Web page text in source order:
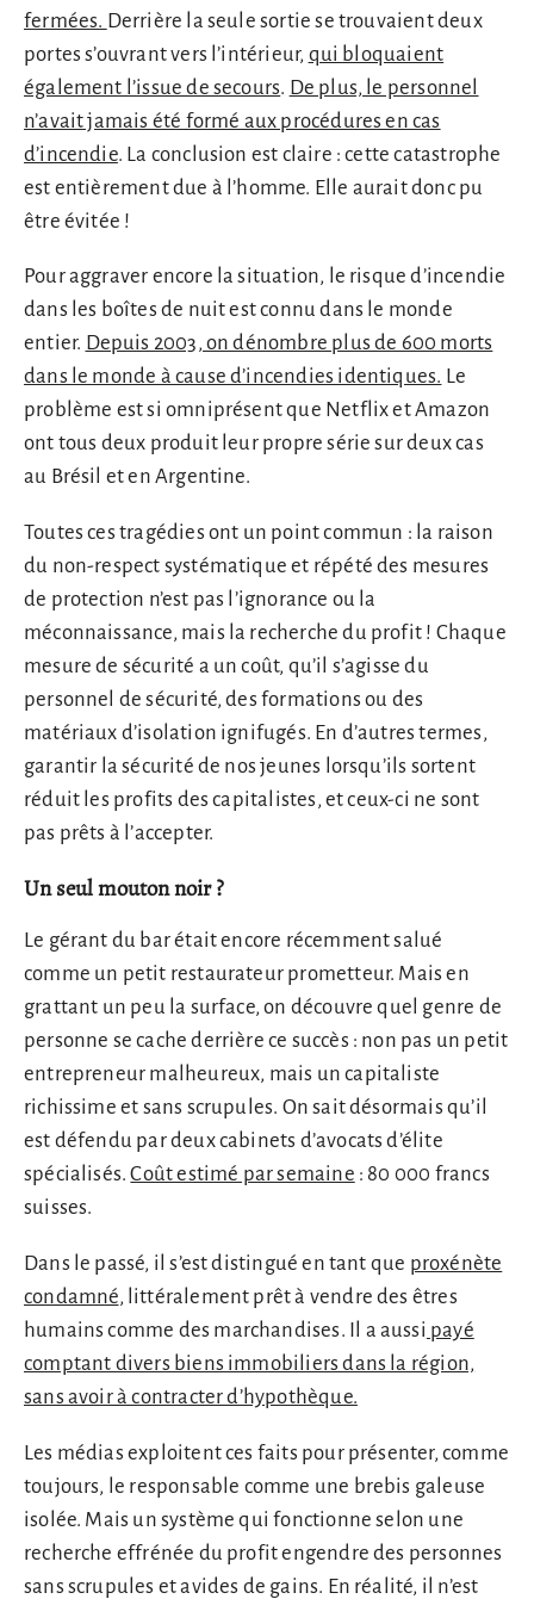
fermées. Derrière la seule sortie se trouvaient deux
portes s’ouvrant vers l’intérieur, qui bloquaient
également l’issue de secours. De plus, le personnel
n’avait jamais été formé aux procédures en cas
d’incendie. La conclusion est claire : cette catastrophe
est entièrement due à l’homme. Elle aurait donc pu
être évitée !
Pour aggraver encore la situation, le risque d’incendie
dans les boîtes de nuit est connu dans le monde
entier. Depuis 2003, on dénombre plus de 600 morts
dans le monde à cause d’incendies identiques. Le
problème est si omniprésent que Netflix et Amazon
ont tous deux produit leur propre série sur deux cas
au Brésil et en Argentine.
Toutes ces tragédies ont un point commun : la raison
du non-respect systématique et répété des mesures
de protection n’est pas l’ignorance ou la
méconnaissance, mais la recherche du profit ! Chaque
mesure de sécurité a un coût, qu’il s’agisse du
personnel de sécurité, des formations ou des
matériaux d’isolation ignifugés. En d’autres termes,
garantir la sécurité de nos jeunes lorsqu’ils sortent
réduit les profits des capitalistes, et ceux-ci ne sont
pas prêts à l’accepter.
Un seul mouton noir ?
Le gérant du bar était encore récemment salué
comme un petit restaurateur prometteur. Mais en
grattant un peu la surface, on découvre quel genre de
personne se cache derrière ce succès : non pas un petit
entrepreneur malheureux, mais un capitaliste
richissime et sans scrupules. On sait désormais qu’il
est défendu par deux cabinets d’avocats d’élite
spécialisés.Coût estimé par semaine : 80 000 francs
suisses.
Dans le passé, il s’est distingué en tant que proxénète
condamné, littéralement prêt à vendre des êtres
humains comme des marchandises. Il a aussi payé
comptant divers biens immobiliers dans la région,
sans avoir à contracter d’hypothèque.
Les médias exploitent ces faits pour présenter, comme
toujours, le responsable comme une brebis galeuse
isolée. Mais un système qui fonctionne selon une
recherche effrénée du profit engendre des personnes
sans scrupules et avides de gains. En réalité, il n’est